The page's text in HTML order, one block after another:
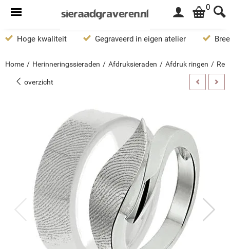
0
Hoge kwaliteit Gegraveerd in eigen atelier
Home / Herinneringssieraden / Afdruksieraden / Afdruk ringen /
overzicht